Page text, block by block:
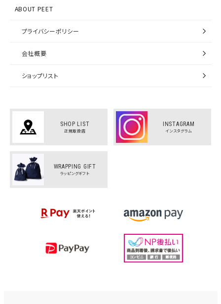
ABOUT PEET
プライバシーポリシー
会社概要
ショップリスト
SHOP LIST
正規取扱店
INSTAGRAM
インスタグラム
WRAPPING GIFT
ラッピングギフト